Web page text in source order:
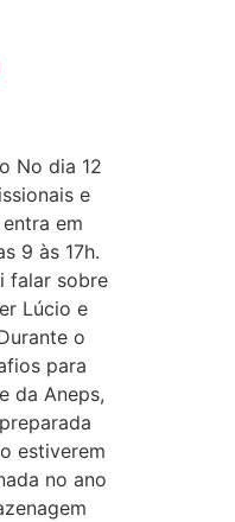
No dia 12
e
em
9 às 17h.
falar sobre
Lúcio e
o
para
da Aneps,
estiverem
no ano